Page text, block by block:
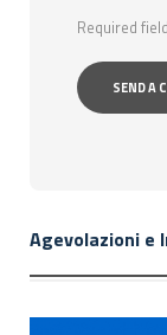
Required
Agevolazioni e